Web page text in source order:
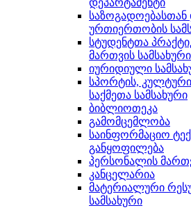
დეპარტამენტი
საზოგადოებასთან
ურთიერთობის
სტუდენტთა
მართვის სამსახური
იურიდიული
სპორტის,
საქმეთა სამსახური
ბიბლიოთეკა
გამომცემლობა
საინფორმაციო
განყოფილება
პერსონალის
კანცელარია
მატერიალური
სამსახური